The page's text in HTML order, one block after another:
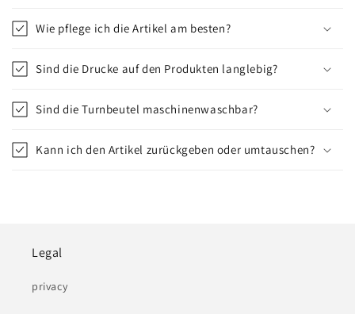
Wie pflege ich die Artikel am besten?
Sind die Drucke auf den Produkten langlebig?
Sind die Turnbeutel maschinenwaschbar?
Kann ich den Artikel zurückgeben oder umtauschen?
Legal
privacy